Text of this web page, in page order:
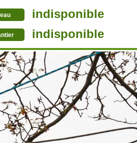
indisponible
indisponible